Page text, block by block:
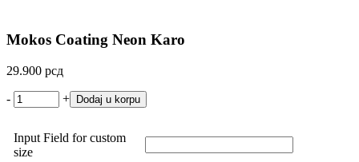
Mokos Coating Neon Karo
29.900 рсд
Mokos
Coating
Karo
quantity
- + Dodaj u korpu
Input Field for custom
size